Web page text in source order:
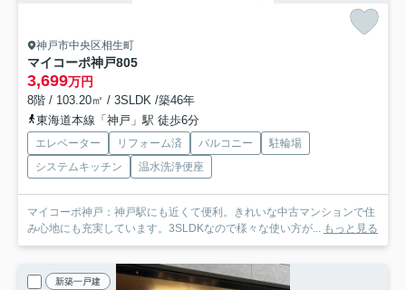
神戸市中央区相生町
マイコーポ神戸805
3,699万円
8階 / 103.20㎡ / 3SLDK /築46年
東海道本線「神戸」駅 徒歩6分
エレベーター リフォーム済 バルコニー
駐輪場
システムキッチン
温水洗浄便座
マイコーポ神戸：神戸駅にも近くて便利。きれいな中古マンションで住
み心地にも充実しています。3SLDKなので様々な使い方が... もっと見る
新築一戸建